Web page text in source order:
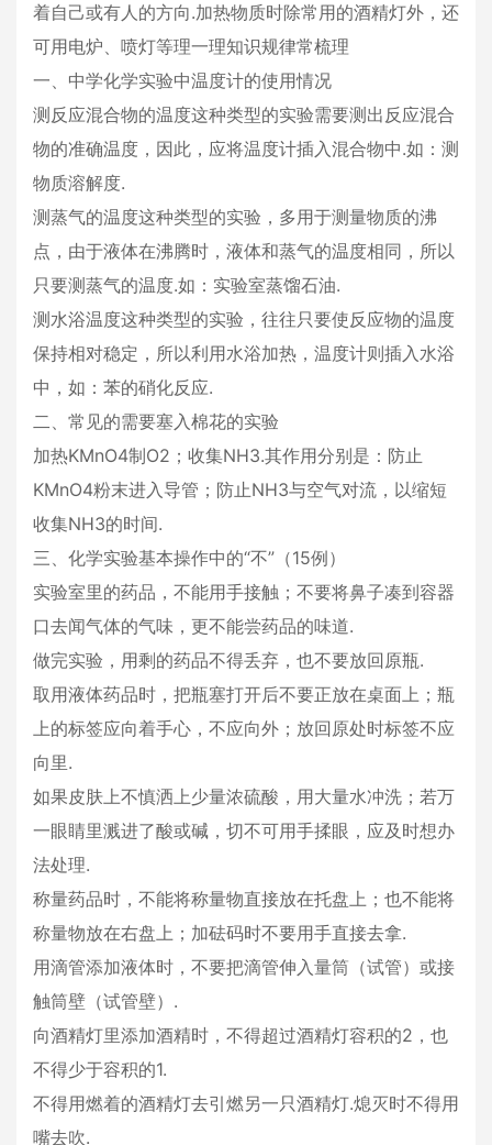
着自己或有人的方向.加热物质时除常用的酒精灯外，还
可用电炉、喷灯等理一理知识规律常梳理
一、中学化学实验中温度计的使用情况
测反应混合物的温度这种类型的实验需要测出反应混合
物的准确温度，因此，应将温度计插入混合物中.如：测
物质溶解度.
测蒸气的温度这种类型的实验，多用于测量物质的沸
点，由于液体在沸腾时，液体和蒸气的温度相同，所以
只要测蒸气的温度.如：实验室蒸馏石油.
测水浴温度这种类型的实验，往往只要使反应物的温度
保持相对稳定，所以利用水浴加热，温度计则插入水浴
中，如：苯的硝化反应.
二、常见的需要塞入棉花的实验
加热KMnO4制O2；收集NH3.其作用分别是：防止
KMnO4粉末进入导管；防止NH3与空气对流，以缩短
收集NH3的时间.
三、化学实验基本操作中的“不”（15例）
实验室里的药品，不能用手接触；不要将鼻子凑到容器
口去闻气体的气味，更不能尝药品的味道.
做完实验，用剩的药品不得丢弃，也不要放回原瓶.
取用液体药品时，把瓶塞打开后不要正放在桌面上；瓶
上的标签应向着手心，不应向外；放回原处时标签不应
向里.
如果皮肤上不慎洒上少量浓硫酸，用大量水冲洗；若万
一眼睛里溅进了酸或碱，切不可用手揉眼，应及时想办
法处理.
称量药品时，不能将称量物直接放在托盘上；也不能将
称量物放在右盘上；加砝码时不要用手直接去拿.
用滴管添加液体时，不要把滴管伸入量筒（试管）或接
触筒壁（试管壁）.
向酒精灯里添加酒精时，不得超过酒精灯容积的2，也
不得少于容积的1.
不得用燃着的酒精灯去引燃另一只酒精灯.熄灭时不得用
嘴去吹.